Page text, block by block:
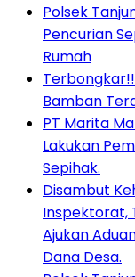
Polsek
Pencurian
Rumah
Bamban
PT Marita
Lakukan
Sepihak.
Disambut
Inspektorat,
Ajukan
Dana Desa.